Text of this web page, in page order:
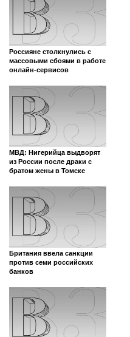
Россияне столкнулись с
массовыми сбоями в работе
онлайн-сервисов
МВД: Нигерийца выдворят
из России после драки с
братом жены в Томске
Британия ввела санкции
против семи российских
банков